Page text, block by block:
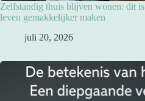
Zelfstandig thuis blijven wonen: dit
leven gemakkelijker maken
juli 20, 2026